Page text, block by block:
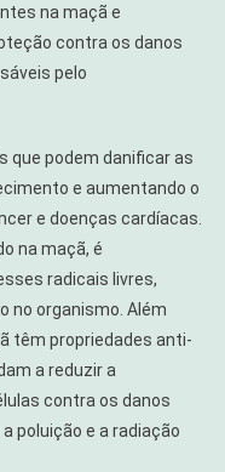
na maçã e
contra os danos
pelo
que podem danificar as
e aumentando o
e doenças cardíacas.
na maçã, é
radicais livres,
no organismo. Além
têm propriedades anti-
a reduzir a
contra os danos
poluição e a radiação